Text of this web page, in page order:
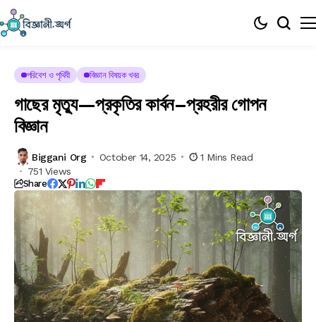
পরিবেশ ও পৃথিবী বিজ্ঞান বিষয়ক খবর
গাছের মৃত্যু—প্রকৃতির কার্বন–প্রহরীর গোপন
বিজ্ঞান
Biggani Org October 14, 2025
1 Mins Read
751 Views
Share